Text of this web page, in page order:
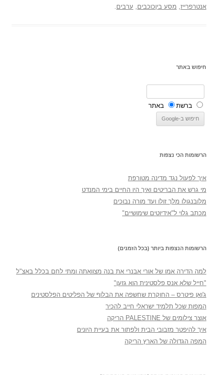
אנטרפרייז מסע ביןכוכבים ערבים
חיפוש באתר
ברשת באתר
הרשומות הכי נצפות
איך לפעול נגד מדינה מטורפת
מי גרש את הבריטים ואיך היו החיים בימי המנדט
מלובנגולו מלך זולו ועד מורה נבוכים
מכתב גלוי ל"אידיוטים שימושיים"
הרשומות הנצפות ביותר (בכל הזמנים)
למה הדירה אמו של אורי אבנרי את בנה מצוואתה ומתי לחם בכלל באצ"ל
"חייל שלא אנס פלסטינית הוא גזען"
ג'ואן פיטרס – החוקרת שחשפה את הבלוף של הפליטים הפלסטינים
המפות שכל תלמיד ישראלי חייב להכיר
אוצר צילומים של PALESTINE הריקה
איך להיפטר מזבובי הבית ולפתור את בעיית היונים
המפה הגדולה של הארץ הריקה